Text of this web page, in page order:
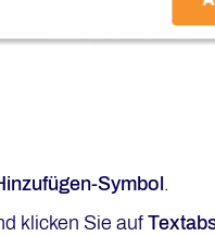
Symbol .
klicken Sie auf